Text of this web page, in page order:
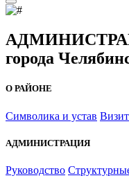
города
О РАЙОНЕ
Символика и устав
АДМИНИСТРАЦИЯ
Руководство